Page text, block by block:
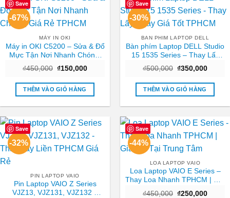
Save
-67%
MÁY IN OKI
Máy in OKI C5200 – Sửa & Đổ
Mực Tận Nơi Nhanh Chóng,
₫450,000 Giá
là:
₫450,000.
₫150,000Giá
tại
₫150,000.
THÊM VÀO GIỎ HÀNG
Save
-30%
BAN PHIM LAPTOP DELL
Bàn phím Laptop DELL Studio
15 1535 Series – Thay Lấy
₫500,000 Giá
là:
₫500,000.
₫350,000Giá
tại
THÊM VÀO GIỎ HÀNG
Save
-32%
PIN LAPTOP VAIO
Pin Laptop VAIO Z Series
VJZ13, VJZ131, VJZ132 –
Save
-44%
LOA LAPTOP VAIO
Loa Laptop VAIO E Series –
Thay Loa Nhanh TPHCM | Giá
₫450,000 Giá
₫250,000Giá